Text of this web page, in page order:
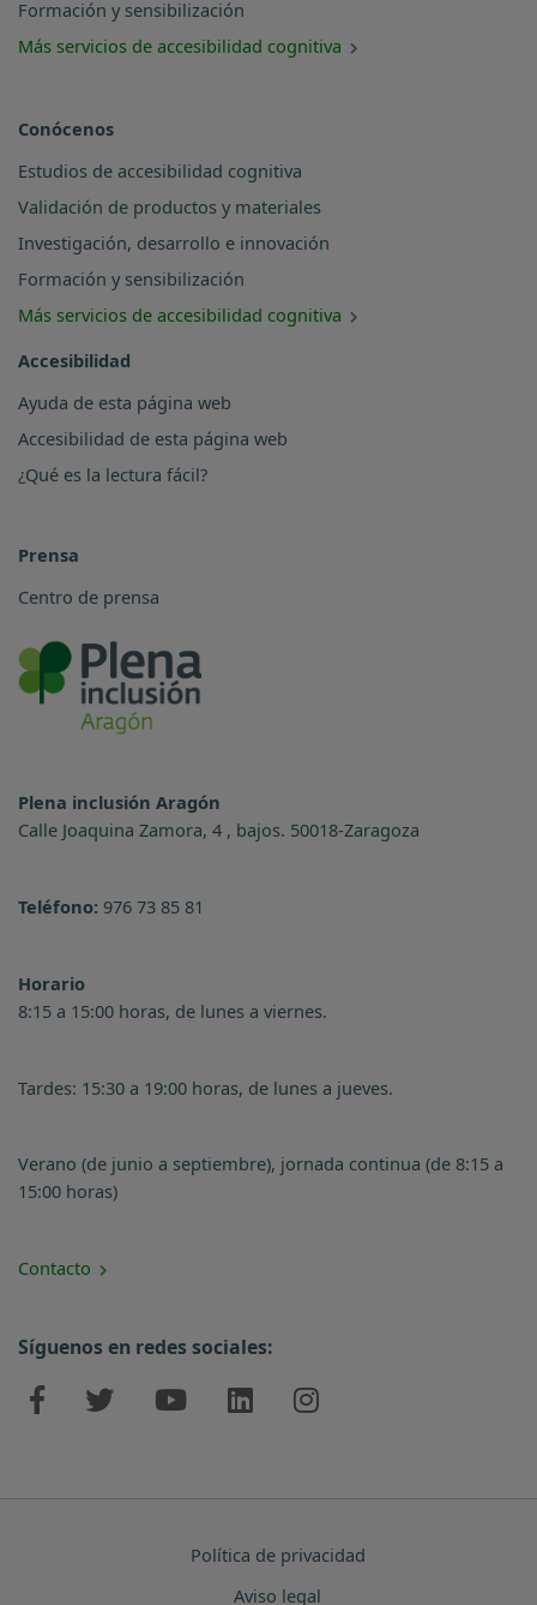
Formación y sensibilización
Más servicios de accesibilidad cognitiva
Conócenos
Estudios de accesibilidad cognitiva
Validación de productos y materiales
Investigación, desarrollo e innovación
Formación y sensibilización
Más servicios de accesibilidad cognitiva
Accesibilidad
Ayuda de esta página web
Accesibilidad de esta página web
¿Qué es la lectura fácil?
Prensa
Centro de prensa
Plena inclusión Aragón
Calle Joaquina Zamora, 4 , bajos. 50018-Zaragoza
Teléfono: 976 73 85 81
Horario
8:15 a 15:00 horas, de lunes a viernes.
Tardes: 15:30 a 19:00 horas, de lunes a jueves.
Verano (de junio a septiembre), jornada continua (de 8:15 a
15:00 horas)
Contacto
Síguenos en redes sociales:
Política de privacidad
Aviso legal